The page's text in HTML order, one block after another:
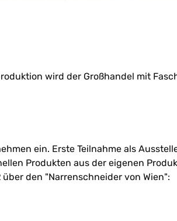
wird der Großhandel mit
ein. Erste Teilnahme als
Produkten aus der eigenen
den "Narrenschneider von Wien":